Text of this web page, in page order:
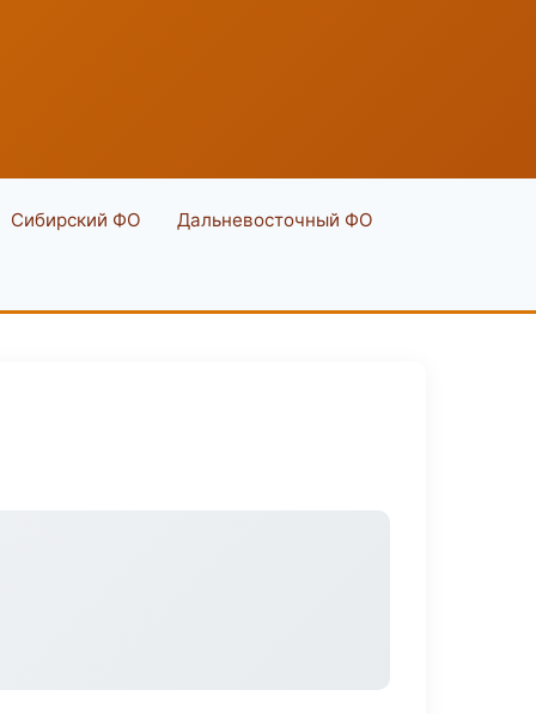
Сибирский ФО Дальневосточный ФО